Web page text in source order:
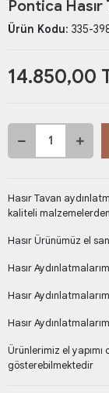
Pontica Hasır
Ürün Kodu: 335-
14.850,00
Hasır Tavan
kaliteli
Hasır Ürünümüz el
Hasır
Hasır
Hasır
Ürünlerimiz el
gösterebilmektedir